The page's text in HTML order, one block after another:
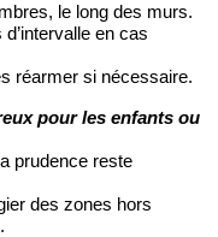
le long des murs.
en cas
réarmer si nécessaire.
pour les enfants ou
prudence reste
des zones hors